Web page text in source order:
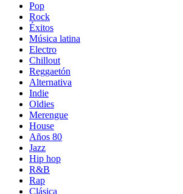
Pop
Rock
Éxitos
Música latina
Electro
Chillout
Reggaetón
Alternativa
Indie
Oldies
Merengue
House
Años 80
Jazz
Hip hop
R&B
Rap
Clásica